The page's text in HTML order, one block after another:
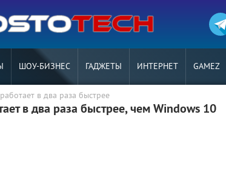
ШОУ-БИЗНЕС ГАДЖЕТЫ ИНТЕРНЕТ GAMEZ
в два раза быстрее
в два раза быстрее, чем Windows 10